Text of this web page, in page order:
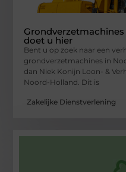
doet u hier
Bent u op zoek naar een
grondverzetmachines in
dan Niek Konijn Loon- &
Noord-Holland. Dit is
Zakelijke Dienstverlening